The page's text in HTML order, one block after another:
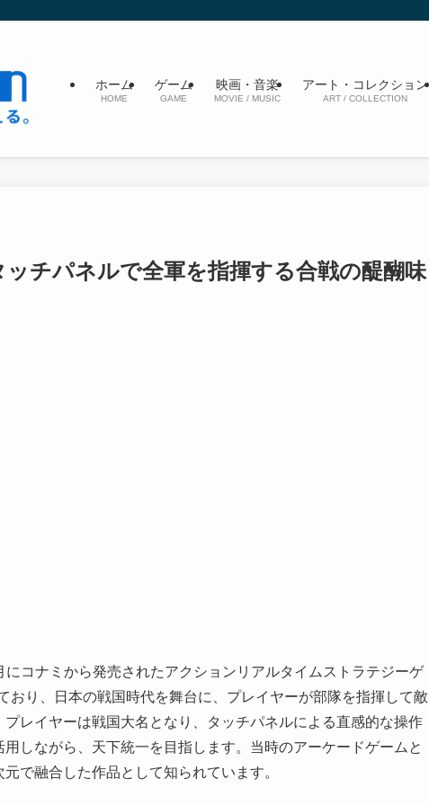
ホーム
HOME
ゲーム
GAME
映画・音楽
MOVIE / MUSIC
アート・コレクション
ART / COLLECTION
チパネルで全軍を指揮する合戦の醍醐味
コナミから発売されたアクションリアルタイムストラテジーゲ
おり、日本の戦国時代を舞台に、プレイヤーが部隊を指揮して敵
レイヤーは戦国大名となり、タッチパネルによる直感的な操作
しながら、天下統一を目指します。当時のアーケードゲームと
で融合した作品として知られています。